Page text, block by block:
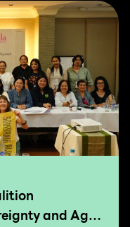
and Agro